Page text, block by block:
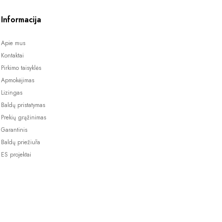
Informacija
Apie mus
Kontaktai
Pirkimo taisyklės
Apmokėjimas
Lizingas
Baldų pristatymas
Prekių grąžinimas
Garantinis
Baldų priežiūra
ES projektai